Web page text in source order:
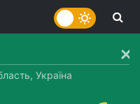
Україна